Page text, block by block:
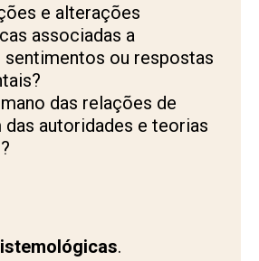
e alterações
associadas a
sentimentos ou respostas
das relações de
das autoridades e teorias
.